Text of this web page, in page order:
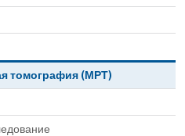
томография (МРТ)